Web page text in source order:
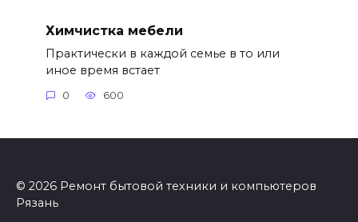
Химчистка мебели
Практически в каждой семье в то или
иное время встает
0 600
© 2026 Ремонт бытовой техники и компьютеров
Рязань